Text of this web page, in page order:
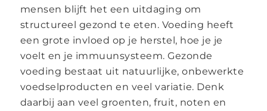
mensen blijft het een uitdaging om
structureel gezond te eten. Voeding heeft
een grote invloed op je herstel, hoe je je
voelt en je immuunsysteem. Gezonde
voeding bestaat uit natuurlijke, onbewerkte
voedselproducten en veel variatie. Denk
daarbij aan veel groenten, fruit, noten en